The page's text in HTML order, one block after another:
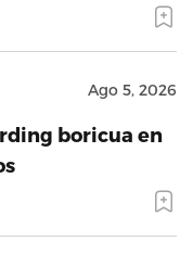
Ago 5, 2026
boricua en